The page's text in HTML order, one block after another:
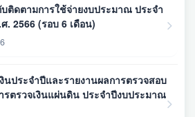
ติดตามการใช้จ่ายงบประมาณ ประจำ
. 2566 (รอบ 6 เดือน)
นประจำปีและรายงานผลการตรวจสอบ
รตรวจเงินแผ่นดิน ประจำปีงบประมาณ